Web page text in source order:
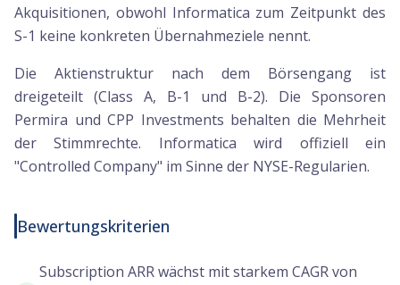
Akquisitionen, obwohl Informatica zum Zeitpunkt des
S-1 keine konkreten Übernahmeziele nennt.
Die Aktienstruktur nach dem Börsengang ist
dreigeteilt (Class A, B-1 und B-2). Die Sponsoren
Permira und CPP Investments behalten die Mehrheit
der Stimmrechte. Informatica wird offiziell ein
"Controlled Company" im Sinne der NYSE-Regularien.
Bewertungskriterien
Subscription ARR wächst mit starkem CAGR von